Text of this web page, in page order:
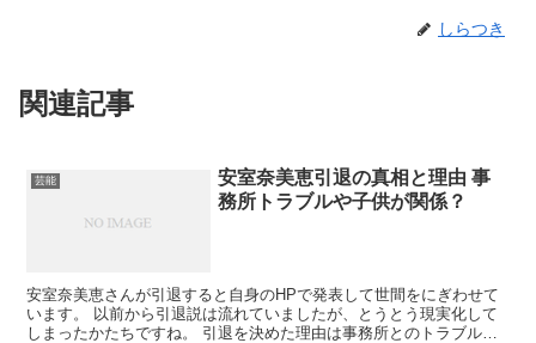
しらつき
関連記事
芸能
安室奈美恵引退の真相と理由 事
務所トラブルや子供が関係？
安室奈美恵さんが引退すると自身のHPで発表して世間をにぎわせて
います。 以前から引退説は流れていましたが、とうとう現実化して
しまったかたちですね。 引退を決めた理由は事務所とのトラブルや